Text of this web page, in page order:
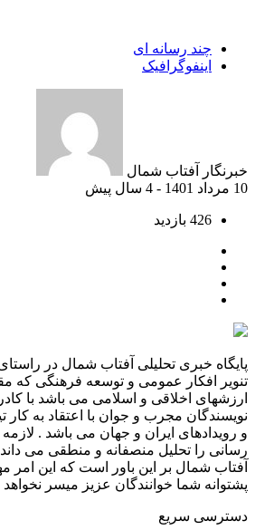
چند رسانه ای
اینفوگرافیک
خبرنگار آفتاب شمال
10 مرداد 1401 - 4 سال پیش
426 بازدید
پایگاه خبری تحلیلی آفتاب شمال در
تنویر افکار عمومی و توسعه فرهنگی که
ارزشهای اخلاقی و اسلامی می باشد با
نویسندگان مجرب و جوان با اعتقاد به کار
و رویدادهای ایران و جهان می باشد .
رسانی را تحلیل منصفانه و منطقی می داند
آفتاب شمال بر این باور است که این امر
پشتوانه شما خوانندگان عزیز میسر نخواهد
دسترسی سریع